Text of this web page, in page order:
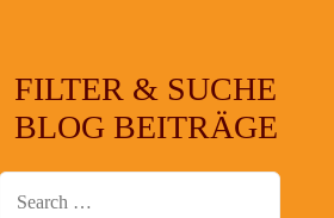
FILTER & SUCHE
BLOG BEITRÄGE